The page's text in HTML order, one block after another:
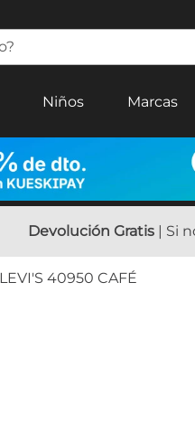
Niños Marcas
Devolución Gratis| Si
40950 CAFÉ